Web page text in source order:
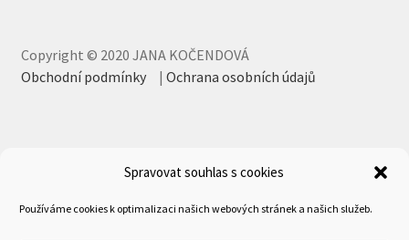
Spravovat souhlas s cookies
Používáme cookies k optimalizaci našich webových stránek a našich služeb.
Copyright © 2020 JANA KOČENDOVÁ
Obchodní podmínky
| Ochrana osobních údajů